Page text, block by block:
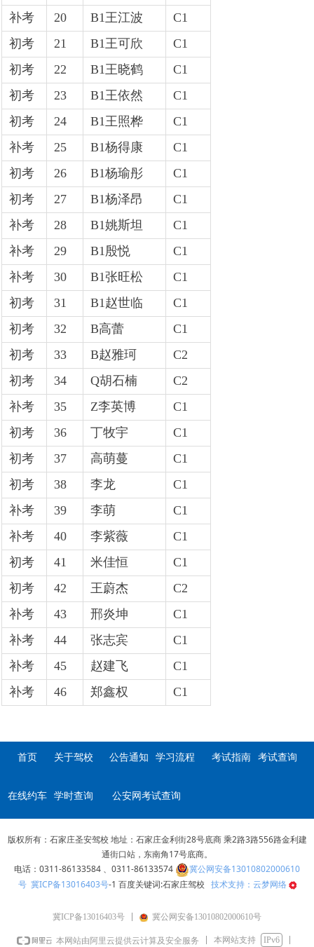
补考
20 B1王江波
C1
初考
21 B1王可欣
C1
初考
22 B1王晓鹤
C1
初考
23 B1王依然
C1
初考
24 B1王照桦
C1
补考
25 B1杨得康
C1
初考
26 B1杨瑜彤
C1
初考
27 B1杨泽昂
C1
补考
28 B1姚斯坦
C1
补考
29 B1殷悦
C1
补考
30 B1张旺松
C1
初考
31 B1赵世临
C1
初考
32 B高蕾
C1
初考
33 B赵雅珂
C2
初考
34 Q胡石楠
C2
补考
35 Z李英博
C1
初考
36 丁牧宇
C1
初考
37 高萌蔓
C1
初考
38 李龙
C1
补考
39 李萌
C1
补考
40 李紫薇
C1
初考
41 米佳恒
C1
初考
42 王蔚杰
C2
补考
43 邢炎坤
C1
补考
44 张志宾
C1
补考
45 赵建飞
C1
补考
46 郑鑫权 C1
首页 关于驾校 公告通知 学习流程 考试指南 考试查询
在线约车 学时查询 公安网考试查询
版权所有：石家庄圣安驾校 地址：石家庄金利街28号底商 乘2路3路556路金利建
通街口站，东南角17号底商。
电话：0311-86133584 、0311-86133574
冀公网安备13010802000610
号 冀ICP备13016403号-1 百度关键词:石家庄驾校 技术支持：云梦网络
冀ICP备13016403号 冀公网安备13010802000610号
本网站由阿里云提供云计算及安全服务 本网站支持
IPv6